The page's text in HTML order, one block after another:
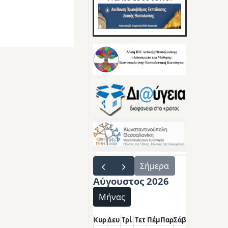
Σήμερα
Αύγουστος 2026
Μήνας
ΚυρΔευ Τρί Τετ ΠέμΠαρΣάβ